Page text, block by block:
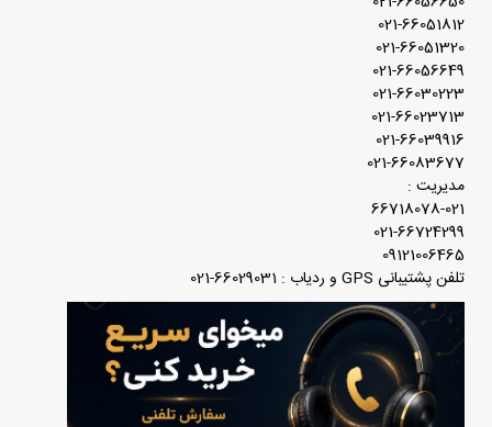
021-66051812
021-66051320
021-66056649
021-66030223
021-66023713
021-66039916
021-66083677
مدیریت :
66718078-021
021-66724299
09121006465
تلفن پشتیبانی GPS و ردیاب : 66029031-021